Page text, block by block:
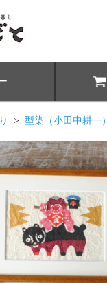
> 型染（小田中耕一）